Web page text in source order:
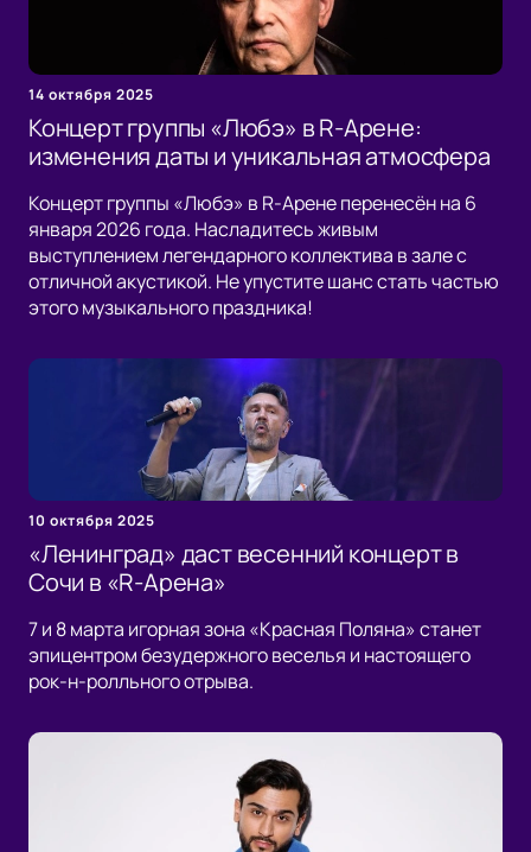
14 октября 2025
Концерт группы «Любэ» в R-Арене:
изменения даты и уникальная атмосфера
Концерт группы «Любэ» в R-Арене перенесён на 6
января 2026 года. Насладитесь живым
выступлением легендарного коллектива в зале с
отличной акустикой. Не упустите шанс стать частью
этого музыкального праздника!
10 октября 2025
«Ленинград» даст весенний концерт в
Сочи в «R-Арена»
7 и 8 марта игорная зона «Красная Поляна» станет
эпицентром безудержного веселья и настоящего
рок-н-ролльного отрыва.